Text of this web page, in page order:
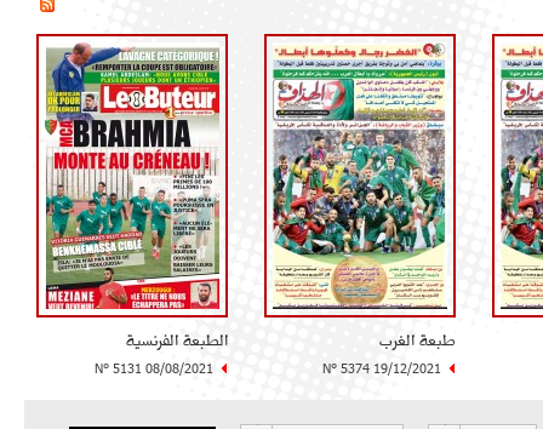
طبعة الغرب
N° 5374 19/12/2021
الطبعة الفرنسية
N° 5131 08/08/2021